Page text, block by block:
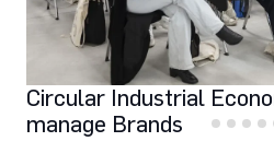
Circular Industrial
manage Brands